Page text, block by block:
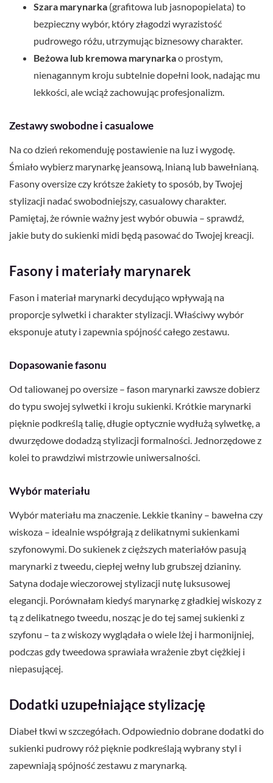
Szara marynarka (grafitowa lub jasnopopielata) to
bezpieczny wybór, który złagodzi wyrazistość
pudrowego różu, utrzymując biznesowy charakter.
Beżowa lub kremowa marynarkao prostym,
nienagannym kroju subtelnie dopełni look, nadając mu
lekkości, ale wciąż zachowując profesjonalizm.
Zestawy swobodne i casualowe
Na co dzień rekomenduję postawienie na luz i wygodę.
Śmiało wybierz marynarkę jeansową, lnianą lub bawełnianą.
Fasony oversize czy krótsze żakiety to sposób, by Twojej
stylizacji nadać swobodniejszy, casualowy charakter.
Pamiętaj, że równie ważny jest wybór obuwia – sprawdź,
jakie buty do sukienki midi będą pasować do Twojej kreacji.
Fasony i materiały marynarek
Fason i materiał marynarki decydująco wpływają na
proporcje sylwetki i charakter stylizacji. Właściwy wybór
eksponuje atuty i zapewnia spójność całego zestawu.
Dopasowanie fasonu
Od taliowanej po oversize – fason marynarki zawsze dobierz
do typu swojej sylwetki i kroju sukienki. Krótkie marynarki
pięknie podkreślą talię, długie optycznie wydłużą sylwetkę, a
dwurzędowe dodadzą stylizacji formalności. Jednorzędowe z
kolei to prawdziwi mistrzowie uniwersalności.
Wybór materiału
Wybór materiału ma znaczenie. Lekkie tkaniny – bawełna czy
wiskoza – idealnie współgrają z delikatnymi sukienkami
szyfonowymi. Do sukienek z cięższych materiałów pasują
marynarki z tweedu, ciepłej wełny lub grubszej dzianiny.
Satyna dodaje wieczorowej stylizacji nutę luksusowej
elegancji. Porównałam kiedyś marynarkę z gładkiej wiskozy z
tą z delikatnego tweedu, nosząc je do tej samej sukienki z
szyfonu – ta z wiskozy wyglądała o wiele lżej i harmonijniej,
podczas gdy tweedowa sprawiała wrażenie zbyt ciężkiej i
niepasującej.
Dodatki uzupełniające stylizację
Diabeł tkwi w szczegółach. Odpowiednio dobrane dodatki do
sukienki pudrowy róż pięknie podkreślają wybrany styl i
zapewniają spójność zestawu z marynarką.